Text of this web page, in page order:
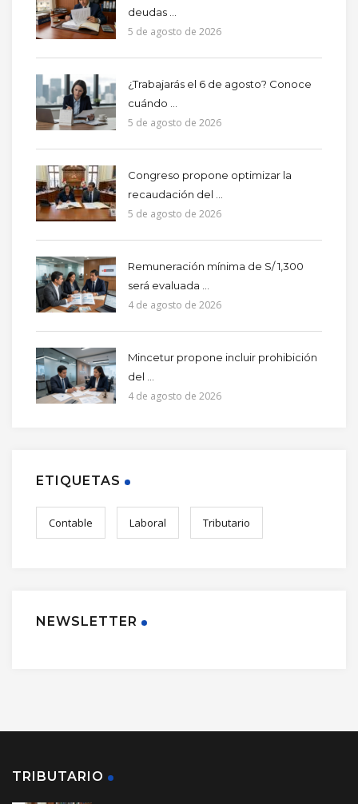
deudas ...
5 de agosto de 2026
¿Trabajarás el 6 de agosto? Conoce
cuándo ...
5 de agosto de 2026
Congreso propone optimizar la
recaudación del ...
5 de agosto de 2026
Remuneración mínima de S/ 1,300
será evaluada ...
4 de agosto de 2026
Mincetur propone incluir prohibición
del ...
4 de agosto de 2026
ETIQUETAS
Contable Laboral Tributario
NEWSLETTER
TRIBUTARIO